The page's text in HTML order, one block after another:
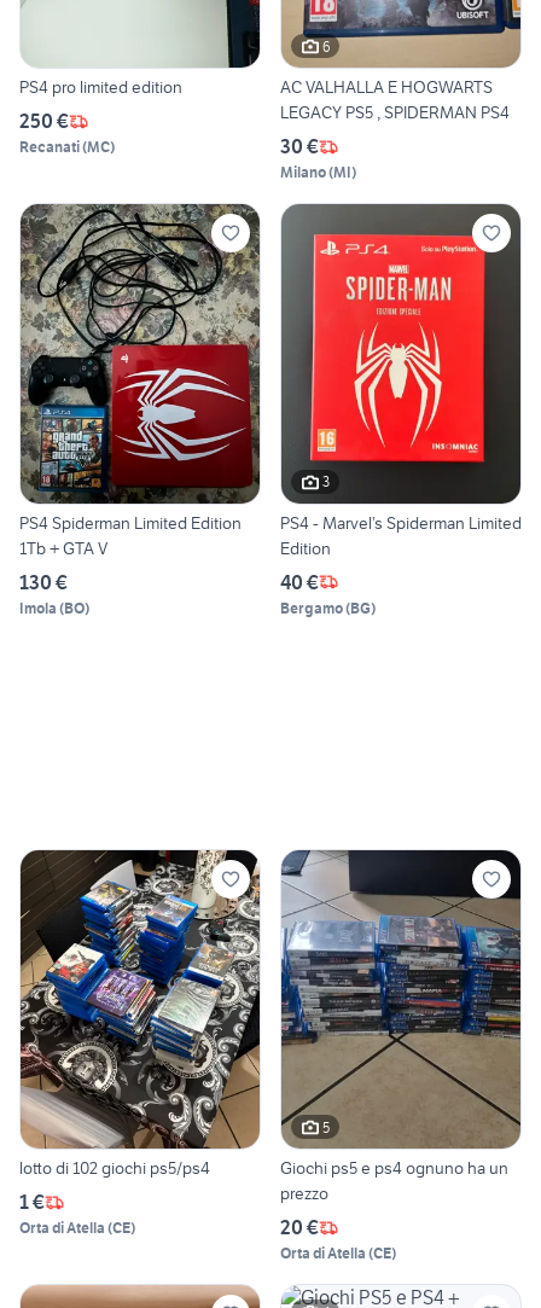
PS4 pro limited edition
250 €
Recanati(MC)
6
AC VALHALLA E HOGWARTS
LEGACY PS5 , SPIDERMAN PS4
30 €
Milano(MI)
PS4 Spiderman Limited Edition
1Tb + GTA V
130 €
Imola (BO)
3
PS4 - Marvel’s Spiderman Limited
Edition
40 €
Bergamo(BG)
lotto di 102 giochi ps5/ps4
1 €
Orta di Atella (CE)
5
Giochi ps5 e ps4 ognuno ha un
prezzo
20 €
Orta di Atella (CE)